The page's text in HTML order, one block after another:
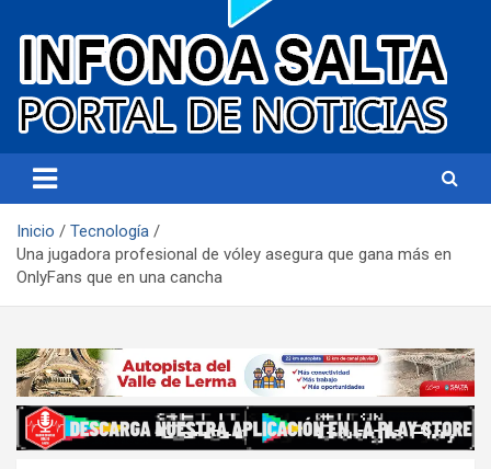
Infonoa Salta
Inicio
Tecnología
Una jugadora profesional de vóley asegura que gana más en
OnlyFans que en una cancha